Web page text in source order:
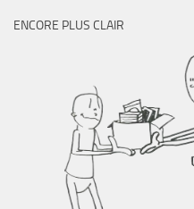
ENCORE PLUS CLAIR